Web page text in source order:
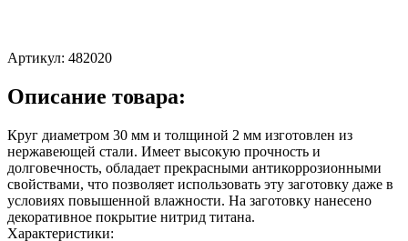
Артикул: 482020
Описание товара:
Круг диаметром 30 мм и толщиной 2 мм изготовлен из
нержавеющей стали. Имеет высокую прочность и
долговечность, обладает прекрасными антикоррозионными
свойствами, что позволяет использовать эту заготовку даже в
условиях повышенной влажности. На заготовку нанесено
декоративное покрытие нитрид титана.
Характеристики: